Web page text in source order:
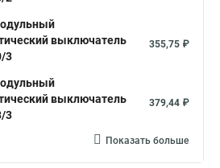
выключатель
3
355,75 ₽
выключатель
3
379,44 ₽
Показать больше